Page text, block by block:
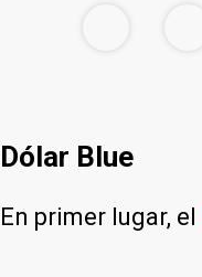
Dólar Blue
En primer lugar, el